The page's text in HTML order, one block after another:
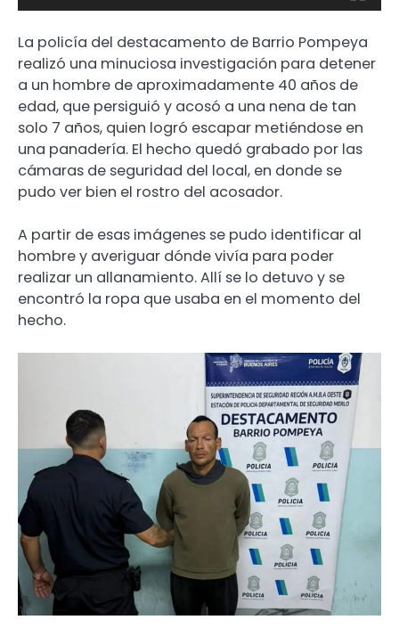
La policía del destacamento de Barrio Pompeya
realizó una minuciosa investigación para detener
a un hombre de aproximadamente 40 años de
edad, que persiguió y acosó a una nena de tan
solo 7 años, quien logró escapar metiéndose en
una panadería. El hecho quedó grabado por las
cámaras de seguridad del local, en donde se
pudo ver bien el rostro del acosador.
A partir de esas imágenes se pudo identificar al
hombre y averiguar dónde vivía para poder
realizar un allanamiento. Allí se lo detuvo y se
encontró la ropa que usaba en el momento del
hecho.